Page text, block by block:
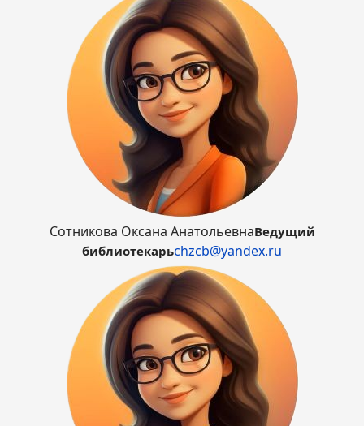
Сотникова Оксана АнатольевнаВедущий
библиотекарьchzcb@yandex.ru